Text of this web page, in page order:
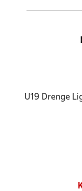
U19 Drenge